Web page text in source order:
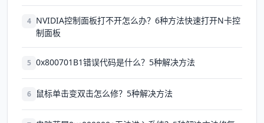
4 NVIDIA控制面板打不开怎么办？6种方法快速打开N卡控
制面板
5 0x800701B1错误代码是什么？5种解决方法
6 鼠标单击变双击怎么修？5种解决方法